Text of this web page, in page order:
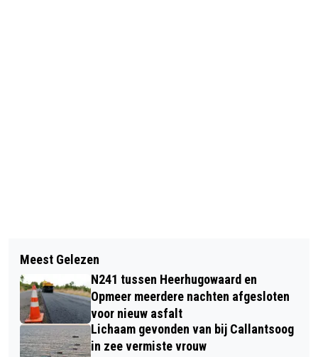
GENOEG ORANJE VOOR EEN
“KONINGSDAG OP DE KEUKENHOF”
EEN STORTBUI AAN LINTJES TIJDENS
DE LINTJESREGEN IN ALKMAAR
Meest Gelezen
N241 tussen Heerhugowaard en
Opmeer meerdere nachten afgesloten
voor nieuw asfalt
Lichaam gevonden van bij Callantsoog
in zee vermiste vrouw